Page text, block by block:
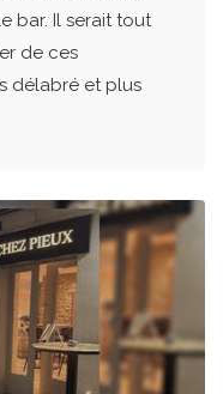
bar. Il serait tout
de ces
délabré et plus